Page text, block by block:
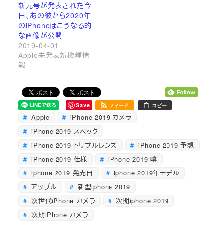
新元号が発表された今
日、あの彼から2020年
のiPhoneはこうなる的
な画像が公開
2019-04-01
Apple未発表新機種情
報
Save フィード コピー
Apple
iPhone 2019 カメラ
iPhone 2019 スペック
iPhone 2019 トリプルレンズ
iPhone 2019 予想
iPhone 2019 仕様
iPhone 2019 噂
iphone 2019 発売日
iphone 2019年モデル
アップル
新型iphone 2019
次世代iPhone カメラ
次期iphone 2019
次期iPhone カメラ